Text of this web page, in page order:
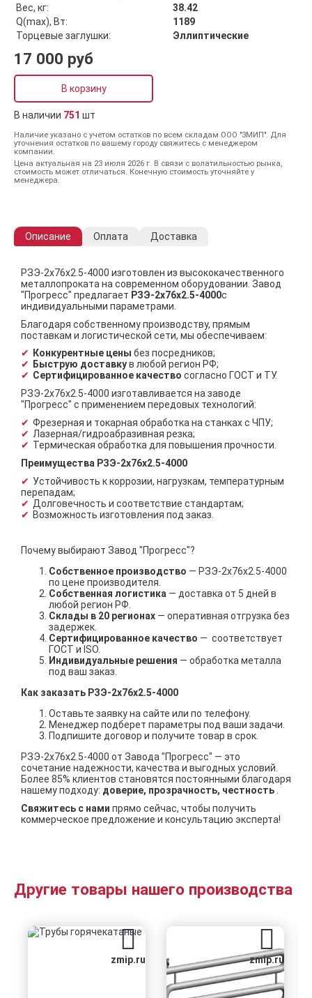
Вес, кг:
38.42
Q(max), Вт:
1189
Торцевые заглушки:
Эллиптические
17 000 руб
В корзину
В наличии 751 шт
Наличие указано с учетом остатков по всем складам ООО "ЗМИП". Для
уточнения остатков по вашему городу свяжитесь с менеджером
компании.
Цена актуальная на 23 июля 2026 г. В связи с волатильностью рынка,
стоимость может отличаться. Конечную стоимость уточняйте у
менеджера.
Описание Оплата Доставка
РЗЭ-2x76x2.5-4000 изготовлен из высококачественного
металлопроката на современном оборудовании. Завод
"Прогресс" предлагает РЗЭ-2x76x2.5-4000с
индивидуальными параметрами.
Благодаря собственному производству, прямым
поставкам и логистической сети, мы обеспечиваем:
Конкурентные цены без посредников;
Быструю доставкув любой регион РФ;
Сертифицированное качество согласно ГОСТ и ТУ.
РЗЭ-2x76x2.5-4000 изготавливается на заводе
"Прогресс" с применением передовых технологий:
Фрезерная и токарная обработка на станках с ЧПУ;
Лазерная/гидроабразивная резка;
Термическая обработка для повышения прочности.
Преимущества РЗЭ-2x76x2.5-4000
Устойчивость к коррозии, нагрузкам, температурным
перепадам;
Долговечность и соответствие стандартам;
Возможность изготовления под заказ.
Почему выбирают Завод "Прогресс"?
Собственное производство — РЗЭ-2x76x2.5-4000
по цене производителя.
Собственная логистика — доставка от 5 дней в
любой регион РФ.
Склады в 20 регионах — оперативная отгрузка без
задержек.
Сертифицированное качество — соответствует
ГОСТ и ISO.
Индивидуальные решения — обработка металла
под ваш заказ.
Как заказать РЗЭ-2x76x2.5-4000
Оставьте заявку на сайте или по телефону.
Менеджер подберет параметры под ваши задачи.
Подпишите договор и получите товар в срок.
РЗЭ-2x76x2.5-4000 от Завода "Прогресс" — это
сочетание надежности, качества и выгодных условий.
Более 85% клиентов становятся постоянными благодаря
нашему подходу: доверие, прозрачность, честность
Свяжитесь с нами прямо сейчас, чтобы получить
коммерческое предложение и консультацию эксперта!
Другие товары нашего производства
zmip.ru zmip.ru